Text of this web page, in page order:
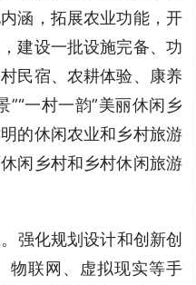
涵，拓展农业功能，开
建设一批设施完备、功
民宿、农耕体验、康养
”“一村一韵”美丽休闲乡
的休闲农业和乡村旅游
闲乡村和乡村休闲旅游
强化规划设计和创新创
物联网、虚拟现实等手